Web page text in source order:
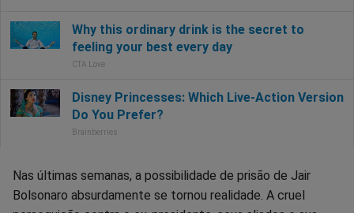
Nas últimas semanas, a possibilidade de prisão de Jair
Bolsonaro absurdamente se tornou realidade. A cruel